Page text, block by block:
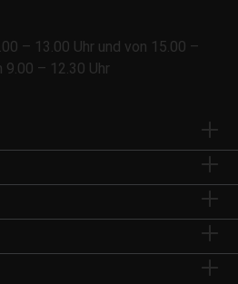
– 13.00 Uhr und von 15.00 –
9.00 – 12.30 Uhr